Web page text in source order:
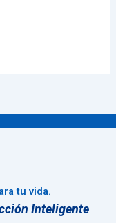
tu vida.
Inteligente